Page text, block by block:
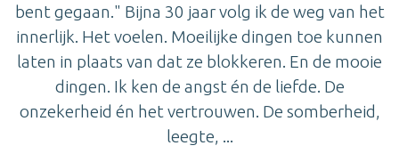
bent gegaan." Bijna 30 jaar volg ik de weg van het
innerlijk. Het voelen. Moeilijke dingen toe kunnen
laten in plaats van dat ze blokkeren. En de mooie
dingen. Ik ken de angst én de liefde. De
onzekerheid én het vertrouwen. De somberheid,
leegte, ...